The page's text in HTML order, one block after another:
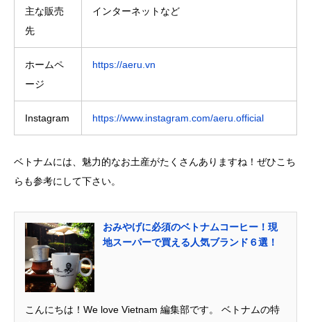
主な販売
先
インターネットなど
ホームペ
ージ
https://aeru.vn
Instagram https://www.instagram.com/aeru.official
ベトナムには、魅力的なお土産がたくさんありますね！ぜひこち
らも参考にして下さい。
おみやげに必須のベトナムコーヒー！現
地スーパーで買える人気ブランド６選！
こんにちは！We love Vietnam 編集部です。 ベトナムの特